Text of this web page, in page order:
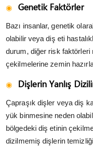
Genetik Faktörler
Bazı insanlar, genetik
olabilir veya diş eti
durum, diğer risk
çekilmelerine zemin
Dişlerin Yanlış
Çapraşık dişler veya diş
yük binmesine neden
bölgedeki diş etinin
dizilmemiş dişlerin